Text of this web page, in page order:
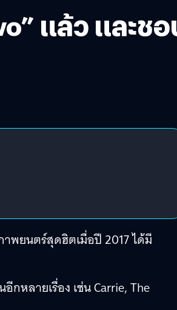
แล้ว และช
พยนตร์สุดฮิตเมื่อปี 2017 ได้มี
หลายเรื่อง เช่น Carrie, The